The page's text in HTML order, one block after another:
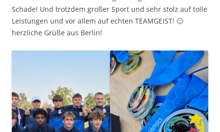
Schade! Und trotzdem großer Sport und sehr stolz auf tolle
Leistungen und vor allem auf echten TEAMGEIST! 🙂
herzliche Grüße aus Berlin!